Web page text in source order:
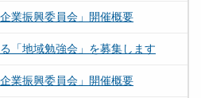
業振興委員会」開催概要
「地域勉強会」を募集します
業振興委員会」開催概要